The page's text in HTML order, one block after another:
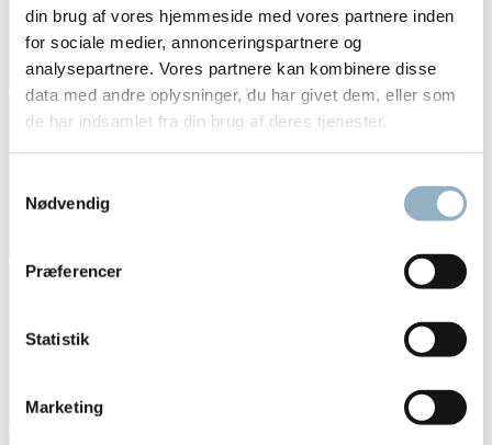
din brug af vores hjemmeside med vores partnere inden
for sociale medier, annonceringspartnere og
analysepartnere. Vores partnere kan kombinere disse
data med andre oplysninger, du har givet dem, eller som
de har indsamlet fra din brug af deres tjenester.
Nødvendig
Præferencer
Statistik
Marketing